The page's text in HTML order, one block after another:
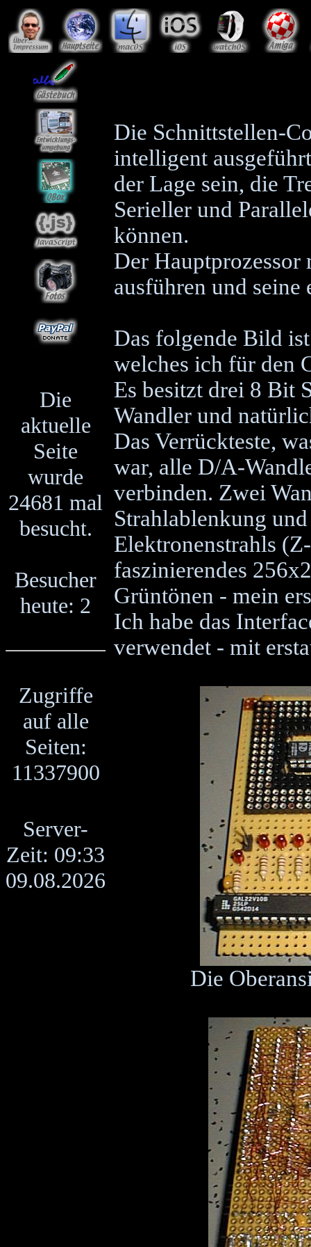
Die
aktuelle
Seite
wurde
24681 mal
besucht.
Besucher
heute: 2
Zugriffe
auf alle
Seiten:
11337900
Server-
Zeit: 09:33
09.08.2026
Die Schnittstellen-
intelligent
der Lage sein, die
Serieller und
können.
Der Hauptprozessor
ausführen und
Das folgende Bild
welches ich für den
Es besitzt drei 8 Bit
Wandler und
Das Verrückteste,
war, alle D/A-
verbinden. Zwei
Strahlablenkung
Elektronenstrahls
faszinierendes
Grüntönen - mein
Ich habe das
verwendet - mit
Die